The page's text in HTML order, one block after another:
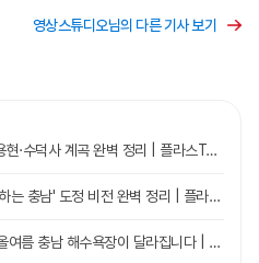
영상스튜디오님의 다른 기사 보기
덕사 계곡 완벽 정리 | 플라스Talk 7월 3차
' 도정 비전 완벽 정리 | 플라스Talk 7월 2차
해수욕장이 달라집니다 | 플라스Talk 7월 1차